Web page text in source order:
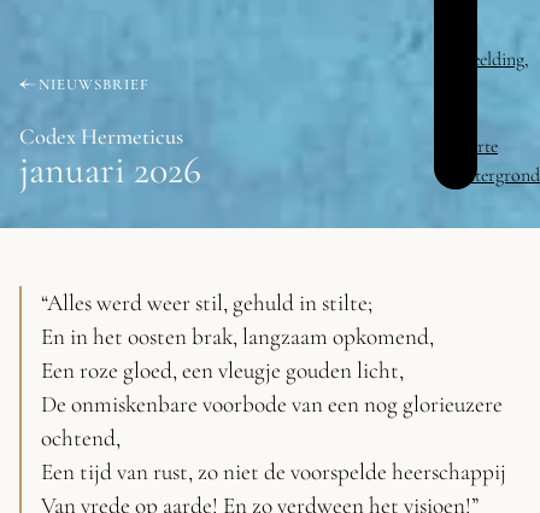
NIEUWSBRIEF
Codex Hermeticus
januari 2026
“Alles werd weer stil, gehuld in stilte;
En in het oosten brak, langzaam opkomend,
Een roze gloed, een vleugje gouden licht,
De onmiskenbare voorbode van een nog glorieuzere
ochtend,
Een tijd van rust, zo niet de voorspelde heerschappij
Van vrede op aarde! En zo verdween het visioen!”